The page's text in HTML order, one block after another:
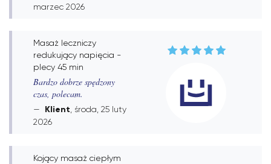
marzec 2026
Masaż leczniczy
redukujący napięcia -
plecy 45 min
Bardzo dobrze spędzony
czas, polecam.
Klient , środa, 25 luty
2026
Kojący masaż ciepłym